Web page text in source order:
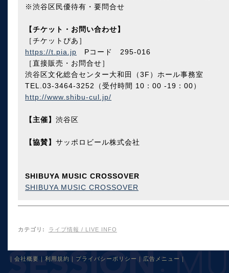
※渋谷区民優待有・要問合せ
【チケット・お問い合わせ】
［チケットぴあ］
https://t.pia.jp Pコード 295-016
［直接販売・お問合せ］
渋谷区文化総合センター大和田（3F）ホール事務室
TEL.03-3464-3252（受付時間 10：00 -19：00）
http://www.shibu-cul.jp/
【主催】 渋谷区
【協賛】 サッポロビール株式会社
SHIBUYA MUSIC CROSSOVER
SHIBUYA MUSIC CROSSOVER
カテゴリ : ライブ情報 / LIVE INFO
｜ 会社概要 ｜ 利用規約 ｜ プライバシーポリシー ｜ 広告メニュー ｜